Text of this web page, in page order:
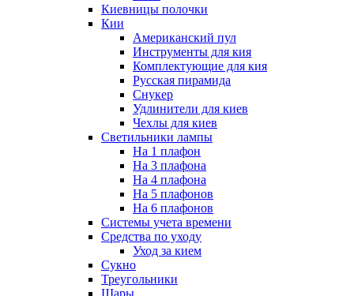
Киевницы полочки
Кии
Американский пул
Инструменты для кия
Комплектующие для кия
Русская пирамида
Снукер
Удлинители для киев
Чехлы для киев
Светильники лампы
На 1 плафон
На 3 плафона
На 4 плафона
На 5 плафонов
На 6 плафонов
Системы учета времени
Средства по уходу
Уход за кием
Сукно
Треугольники
Шары